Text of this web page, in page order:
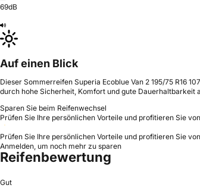
69dB
Auf einen Blick
Dieser Sommerreifen Superia Ecoblue Van 2 195/75 R16
durch hohe Sicherheit, Komfort und gute Dauerhaltbarkeit
Sparen Sie beim Reifenwechsel
Prüfen Sie Ihre persönlichen Vorteile und profitieren Sie
Prüfen Sie Ihre persönlichen Vorteile und profitieren Sie
Anmelden, um noch mehr zu sparen
Reifenbewertung
Gut